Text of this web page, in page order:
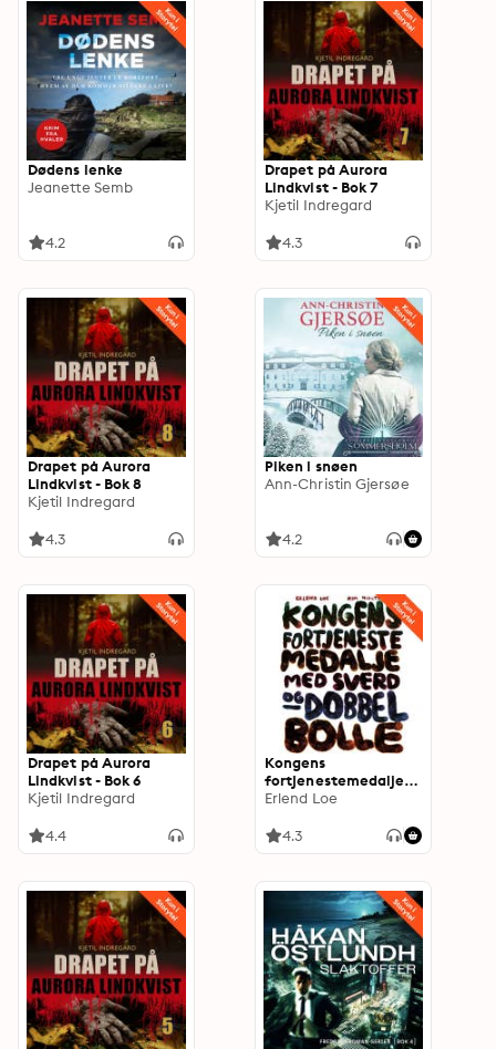
Dødens lenke
Jeanette Semb
4.2
Drapet på Aurora
Lindkvist - Bok 7
Kjetil Indregard
4.3
Drapet på Aurora
Lindkvist - Bok 8
Kjetil Indregard
4.3
Piken i snøen
Ann-Christin Gjersøe
4.2
Drapet på Aurora
Lindkvist - Bok 6
Kjetil Indregard
4.4
Kongens
fortjenestemedalje
med sverd og dobbel
Erlend Loe
4.3